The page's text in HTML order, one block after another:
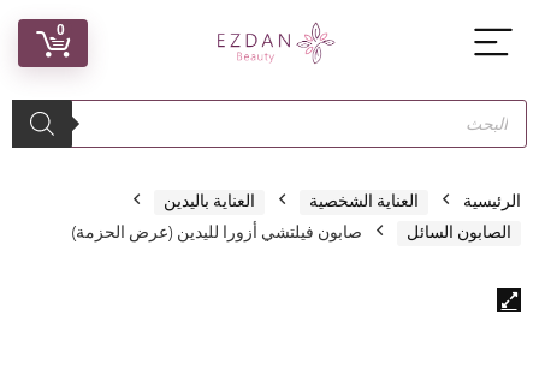
0
الرئيسية العناية الشخصية
العناية باليدين
الصابون السائل
صابون فيلتشي أزورا لليدين (عرض الحزمة)